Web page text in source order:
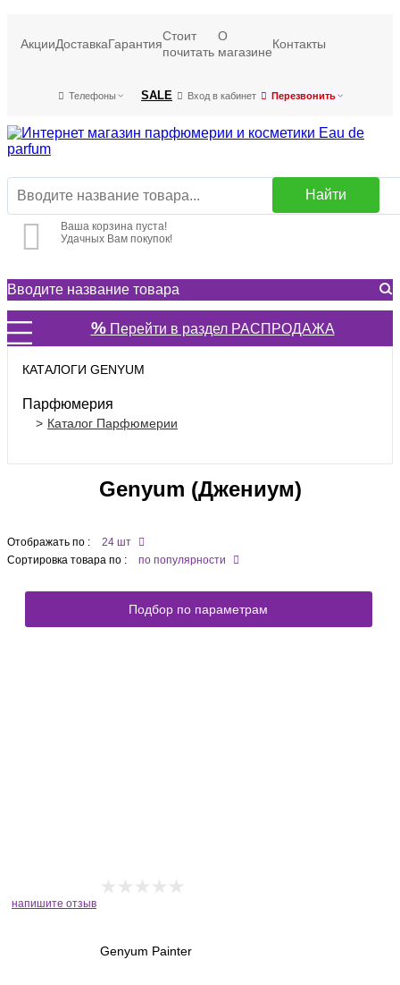
АкцииДоставкаГарантия
Стоит
почитать
О
магазине
Контакты
Телефоны SALE Вход в кабинет Перезвонить
Найти
Ваша корзина пуста!
Удачных Вам покупок!
%Перейти в раздел РАСПРОДАЖА
КАТАЛОГИ GENYUM
Парфюмерия
Каталог Парфюмерии
Genyum (Джениум)
Отображать по :
24 шт
Сортировка товара по :
по популярности
Подбор по параметрам
напишите отзыв
Genyum Painter